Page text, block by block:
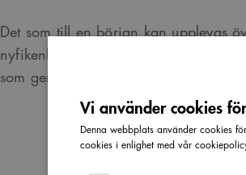
Det som till en början kan upplevas
nyfikenheten och upptäckarglädjen
som ger oss skäl att återvända gång
Vi använder cookies
Denna webbplats använder cookies
cookies i enlighet med vår